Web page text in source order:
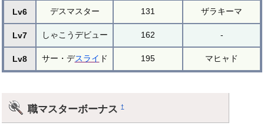
Lv6 デスマスター 131 ザラキーマ
Lv7 しゃこうデビュー 162 -
Lv8 サー・デスライ ド 195 マヒャド
職マスターボーナス†